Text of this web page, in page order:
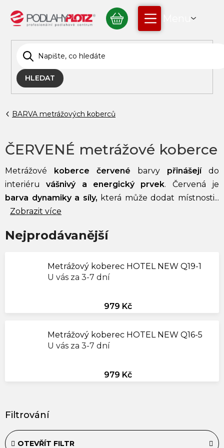
obsah
HLEDAT
NÁKUPNÍ
KOŠÍK
BARVA metrážových koberců
ČERVENÉ metrážové koberce
Metrážové koberce červené barvy přinášejído
interiéruvášnivý a energický prvek. Červená je
barva dynamiky a síly, která může dodat místnosti...
Zobrazit více
Nejprodávanější
Metrážový koberec HOTEL NEW Q19-1
U vás za 3-7 dní
979 Kč
Metrážový koberec HOTEL NEW Q16-5
U vás za 3-7 dní
979 Kč
OTEVŘÍT FILTR
ý
p
i